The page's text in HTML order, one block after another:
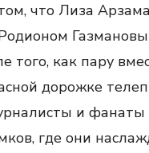
что Лиза
того, как пару
дорожке
и
где они